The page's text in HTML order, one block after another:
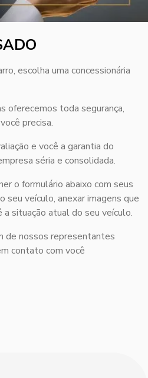
escolha uma concessionária
oferecemos toda segurança,
precisa.
e você a garantia do
séria e consolidada.
o formulário abaixo com seus
seu veículo, anexar imagens que
situação atual do seu veículo.
de nossos representantes
contato com você